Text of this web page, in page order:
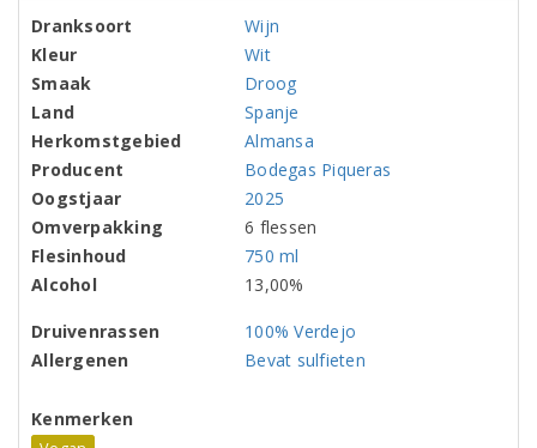
Dranksoort
Wijn
Kleur
Wit
Smaak
Droog
Land
Spanje
Herkomstgebied
Almansa
Producent
Bodegas Piqueras
Oogstjaar
2025
Omverpakking
6 flessen
Flesinhoud
750 ml
Alcohol
13,00%
Druivenrassen
100% Verdejo
Allergenen
Bevat sulfieten
Kenmerken